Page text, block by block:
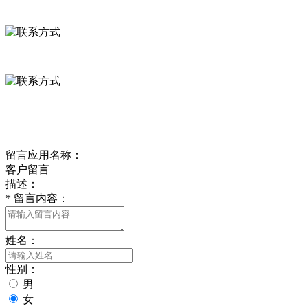
留言应用名称：
客户留言
描述：
* 留言内容：
姓名：
性别：
男
女